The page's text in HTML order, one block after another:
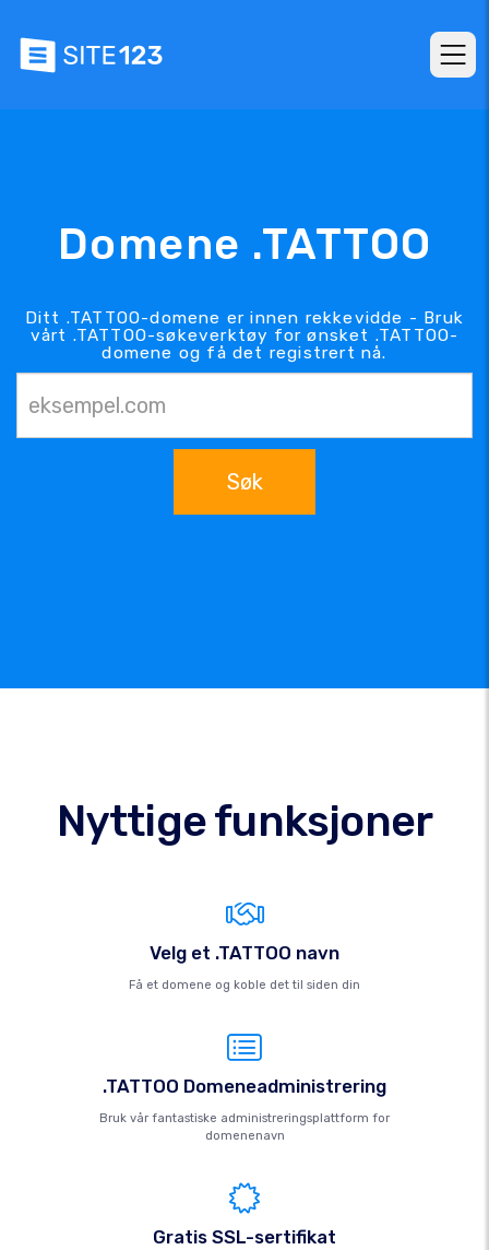
Domene .TATTOO
Ditt .TATTOO-domene er innen rekkevidde - Bruk
vårt .TATTOO-søkeverktøy for ønsket .TATTOO-
domene og få det registrert nå.
Søk
Nyttige funksjoner
Velg et .TATTOO navn
Få et domene og koble det til siden din
.TATTOO Domeneadministrering
Bruk vår fantastiske administreringsplattform for
domenenavn
Gratis SSL-sertifikat